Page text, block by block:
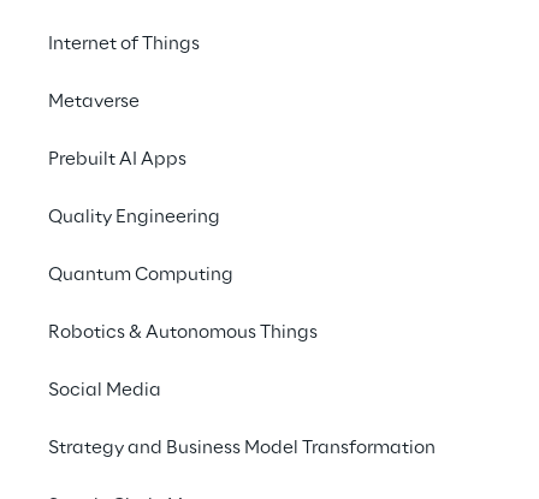
Internet of Things
Metaverse
Prebuilt AI Apps
Quality Engineering
Quantum Computing
Robotics & Autonomous Things
Social Media
Strategy and Business Model Transformation
Progettiamo e realizziamo piattaforme dati
elaborare e distribuire dati affidabili in ambienti